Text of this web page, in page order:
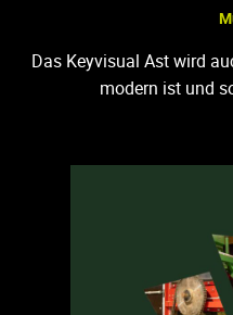
Das Keyvisual Ast wird
modern ist und